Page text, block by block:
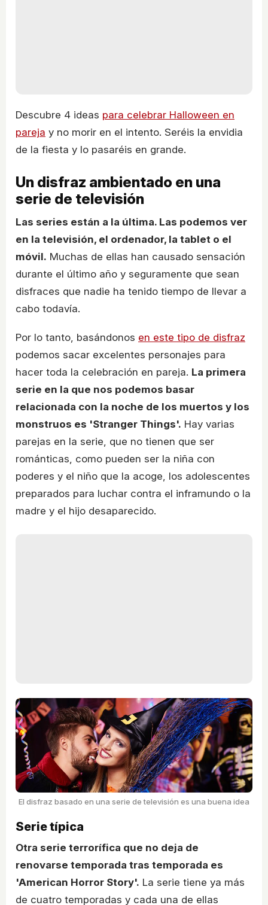
Descubre 4 ideas para celebrar Halloween en
pareja y no morir en el intento. Seréis la envidia
de la fiesta y lo pasaréis en grande.
Un disfraz ambientado en una
serie de televisión
Las series están a la última. Las podemos ver
en la televisión, el ordenador, la tablet o el
móvil. Muchas de ellas han causado sensación
durante el último año y seguramente que sean
disfraces que nadie ha tenido tiempo de llevar a
cabo todavía.
Por lo tanto, basándonos en este tipo de disfraz
podemos sacar excelentes personajes para
hacer toda la celebración en pareja. La primera
serie en la que nos podemos basar
relacionada con la noche de los muertos y los
monstruos es 'Stranger Things'. Hay varias
parejas en la serie, que no tienen que ser
románticas, como pueden ser la niña con
poderes y el niño que la acoge, los adolescentes
preparados para luchar contra el inframundo o la
madre y el hijo desaparecido.
El disfraz basado en una serie de televisión es una buena idea
Serie típica
Otra serie terrorífica que no deja de
renovarse temporada tras temporada es
'American Horror Story'. La serie tiene ya más
de cuatro temporadas y cada una de ellas